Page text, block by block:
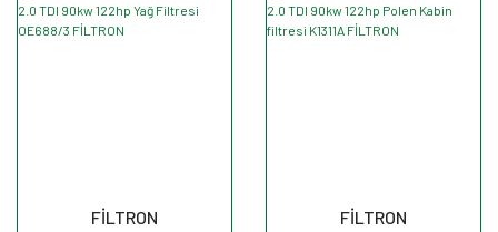
FİLTRON FİLTRON